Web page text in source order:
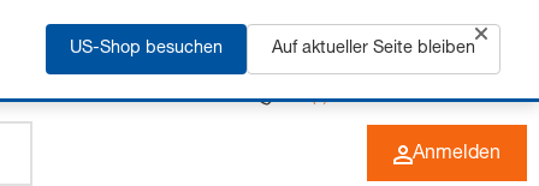
+49 (0) 6266 73-0 DE
Anmelden
US-Shop besuchen Auf aktueller Seite bleiben